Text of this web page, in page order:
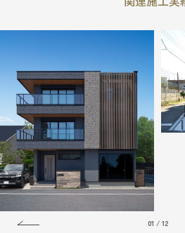
空間作りにセンスが詰まった重
01 / 12